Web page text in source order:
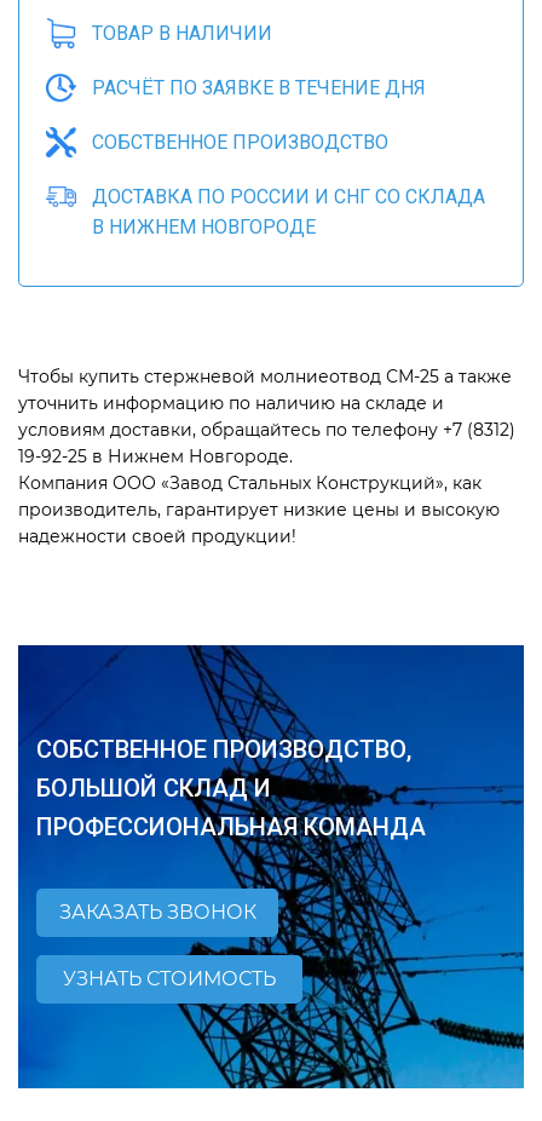
ТОВАР В НАЛИЧИИ
РАСЧЁТ ПО ЗАЯВКЕ В ТЕЧЕНИЕ ДНЯ
СОБСТВЕННОЕ ПРОИЗВОДСТВО
ДОСТАВКА ПО РОССИИ И СНГ СО СКЛАДА
В НИЖНЕМ НОВГОРОДЕ
Чтобы купить стержневой молниеотвод СМ-25 а также
уточнить информацию по наличию на складе и
условиям доставки, обращайтесь по телефону +7 (8312)
19-92-25 в Нижнем Новгороде.
Компания ООО «Завод Стальных Конструкций», как
производитель, гарантирует низкие цены и высокую
надежности своей продукции!
СОБСТВЕННОЕ ПРОИЗВОДСТВО,
БОЛЬШОЙ СКЛАД И
ПРОФЕССИОНАЛЬНАЯ КОМАНДА
ЗАКАЗАТЬ ЗВОНОК
УЗНАТЬ СТОИМОСТЬ